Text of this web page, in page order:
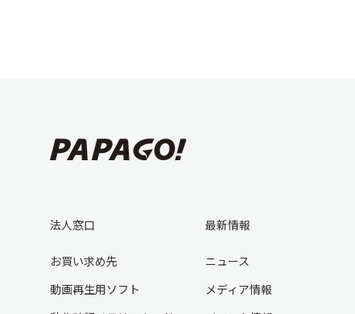
法人窓口
お買い求め先
動画再生用ソフト
最新情報
ニュース
メディア情報